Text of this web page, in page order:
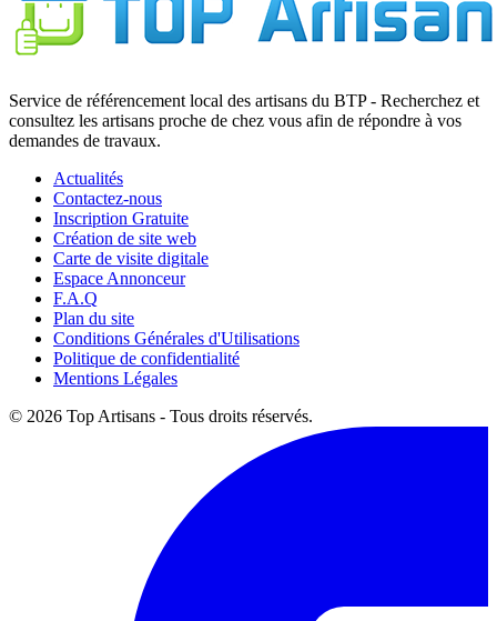
Service de référencement local des artisans du BTP - Recherchez et
consultez les artisans proche de chez vous afin de répondre à vos
demandes de travaux.
Actualités
Contactez-nous
Inscription Gratuite
Création de site web
Carte de visite digitale
Espace Annonceur
F.A.Q
Plan du site
Conditions Générales d'Utilisations
Politique de confidentialité
Mentions Légales
© 2026 Top Artisans - Tous droits réservés.